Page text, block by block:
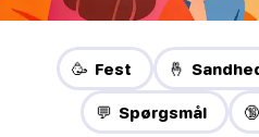
🥳 Fest 🤞
💬 Spørgsmål